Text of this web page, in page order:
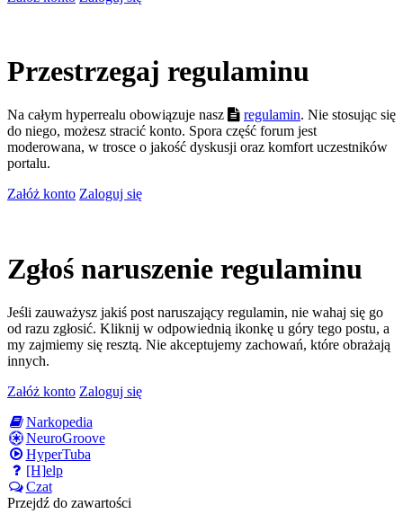
Przestrzegaj regulaminu
Na całym hyperrealu obowiązuje nasz regulamin. Nie stosując się
do niego, możesz stracić konto. Spora część forum jest
moderowana, w trosce o jakość dyskusji oraz komfort uczestników
portalu.
Załóż konto Zaloguj się
Zgłoś naruszenie regulaminu
Jeśli zauważysz jakiś post naruszający regulamin, nie wahaj się go
od razu zgłosić. Kliknij w odpowiednią ikonkę u góry tego postu, a
my zajmiemy się resztą. Nie akceptujemy zachowań, które obrażają
innych.
Załóż konto Zaloguj się
Narkopedia
NeuroGroove
HyperTuba
[H]elp
Czat
Przejdź do zawartości